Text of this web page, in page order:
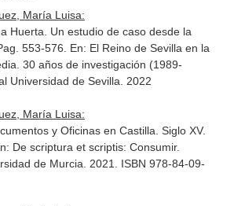
María Luisa:
Huerta. Un estudio de caso desde la
553-576. En: El Reino de Sevilla en la
30 años de investigación (1989-
Universidad de Sevilla. 2022
María Luisa:
y Oficinas en Castilla. Siglo XV.
De scriptura et scriptis: Consumir.
de Murcia. 2021. ISBN 978-84-09-